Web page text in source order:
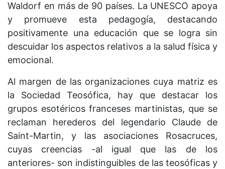
Waldorf en más de 90 países. La UNESCO apoya
y promueve esta pedagogía, destacando
positivamente una educación que se logra sin
descuidar los aspectos relativos a la salud física y
emocional.
Al margen de las organizaciones cuya matriz es
la Sociedad Teosófica, hay que destacar los
grupos esotéricos franceses martinistas, que se
reclaman herederos del legendario Claude de
Saint-Martin, y las asociaciones Rosacruces,
cuyas creencias -al igual que las de los
anteriores- son indistinguibles de las teosóficas y